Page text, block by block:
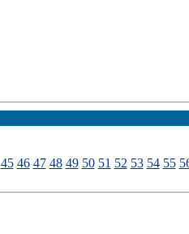
45 46 47 48 49 50 51 52 53 54 55